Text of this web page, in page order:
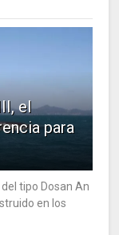
el
para
tipo Dosan An
en los